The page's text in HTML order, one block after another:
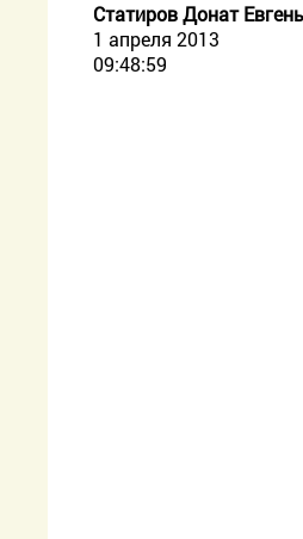
Статиров Донат
1 апреля 2013
09:48:59